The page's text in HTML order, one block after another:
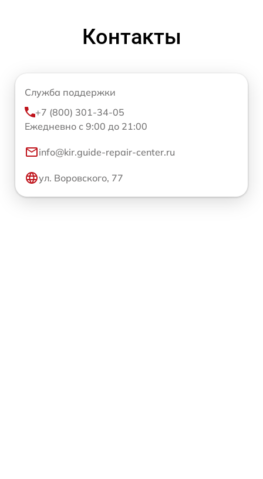
Контакты
Служба поддержки
+7 (800) 301-34-05
Ежедневно с 9:00 до 21:00
info@kir.guide-repair-center.ru
ул. Воровского, 77